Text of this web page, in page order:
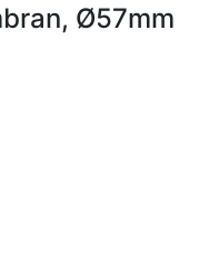
Ø57mm